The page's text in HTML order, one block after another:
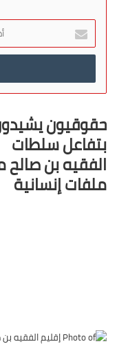
أ
خ
ب
ر
د
ك
ا
ل
إ
حقوقيون
بتفاعل سلطات
الفقيه بن صالح
ملفات إنسانية